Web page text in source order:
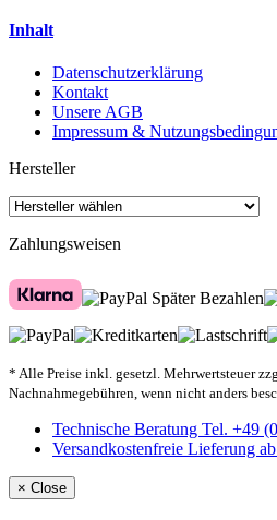
Inhalt
Datenschutzerklärung
Kontakt
Unsere AGB
Impressum &
Hersteller
Zahlungsweisen
* Alle Preise inkl. gesetzl. Mehrwertsteuer
Nachnahmegebühren, wenn nicht anders
Technische Beratung Tel. +49
Versandkostenfreie Lieferung
× Close